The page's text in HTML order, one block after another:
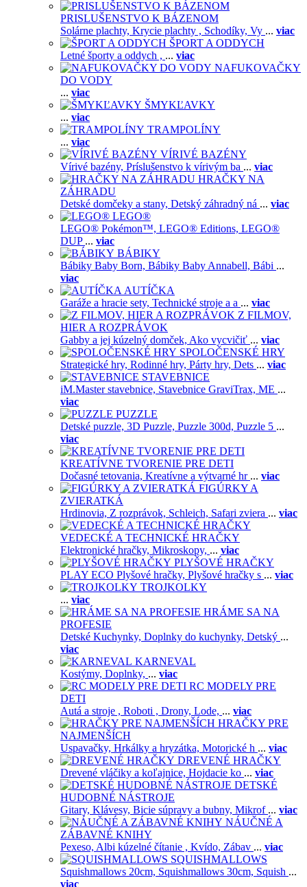
PRISLUŠENSTVO K BÁZENOM
Solárne plachty, Krycie plachty , Schodíky, Vy ... viac
ŠPORT A ODDYCH
Letné športy a oddych , ... viac
NAFUKOVAČKY
DO VODY
... viac
ŠMYKĽAVKY
... viac
TRAMPOLÍNY
... viac
VÍRIVÉ BAZÉNY
Vírivé bazény, Príslušenstvo k vírivým ba ... viac
HRAČKY NA
ZÁHRADU
Detské domčeky a stany, Detský záhradný ná ... viac
LEGO®
LEGO® Pokémon™, LEGO® Editions, LEGO®
DUP ... viac
BÁBIKY
Bábiky Baby Born, Bábiky Baby Annabell, Bábi ...
viac
AUTÍČKA
Garáže a hracie sety, Technické stroje a a ... viac
Z FILMOV,
HIER A ROZPRÁVOK
Gabby a jej kúzelný domček, Ako vycvičiť ... viac
SPOLOČENSKÉ HRY
Strategické hry, Rodinné hry, Párty hry, Dets ... viac
STAVEBNICE
iM.Master stavebnice, Stavebnice GraviTrax, ME ...
viac
PUZZLE
Detské puzzle, 3D Puzzle, Puzzle 300d, Puzzle 5 ...
viac
KREATÍVNE TVORENIE PRE DETI
Dočasné tetovania, Kreatívne a výtvarné hr ... viac
FIGÚRKY A
ZVIERATKÁ
Hrdinovia, Z rozprávok, Schleich, Safari zviera ... viac
VEDECKÉ A TECHNICKÉ HRAČKY
Elektronické hračky, Mikroskopy, ... viac
PLYŠOVÉ HRAČKY
PLAY ECO Plyšové hračky, Plyšové hračky s ... viac
TROJKOLKY
... viac
HRÁME SA NA
PROFESIE
Detské Kuchynky, Doplnky do kuchynky, Detský ...
viac
KARNEVAL
Kostýmy, Doplnky, ... viac
RC MODELY PRE
DETI
Autá a stroje , Roboti , Drony, Lode, ... viac
HRAČKY PRE
NAJMENŠÍCH
Uspavačky, Hrkálky a hryzátka, Motorické h ... viac
DREVENÉ HRAČKY
Drevené vláčiky a koľajnice, Hojdacie ko ... viac
DETSKÉ
HUDOBNÉ NÁSTROJE
Gitary, Klávesy, Bicie súpravy a bubny, Mikrof ... viac
NÁUČNÉ A
ZÁBAVNÉ KNIHY
Pexeso, Albi kúzelné čítanie , Kvído, Zábav ... viac
SQUISHMALLOWS
Squishmallows 20cm, Squishmallows 30cm, Squish ...
viac